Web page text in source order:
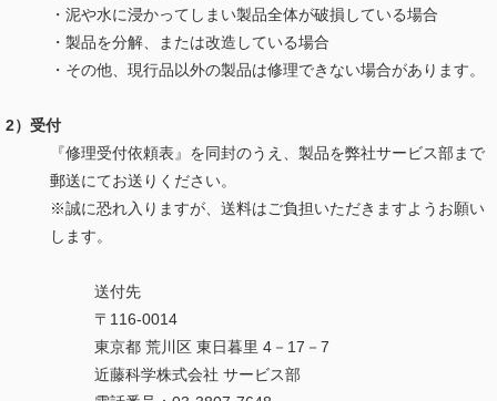
・泥や水に浸かってしまい製品全体が破損している場合
・製品を分解、または改造している場合
・その他、現行品以外の製品は修理できない場合があります。
2）受付
『修理受付依頼表』を同封のうえ、製品を弊社サービス部まで
郵送にてお送りください。
※誠に恐れ入りますが、送料はご負担いただきますようお願い
します。
送付先
〒116-0014
東京都 荒川区 東日暮里 4－17－7
近藤科学株式会社 サービス部